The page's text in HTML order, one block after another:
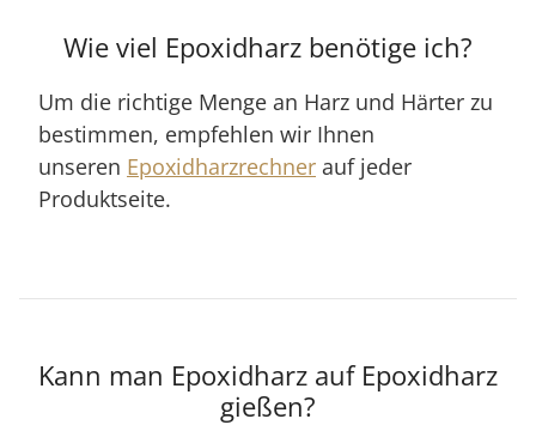
Wie viel Epoxidharz benötige ich?
Um die richtige Menge an Harz und Härter zu
bestimmen, empfehlen wir Ihnen
unseren Epoxidharzrechner auf jeder
Produktseite.
Kann man Epoxidharz auf Epoxidharz
gießen?